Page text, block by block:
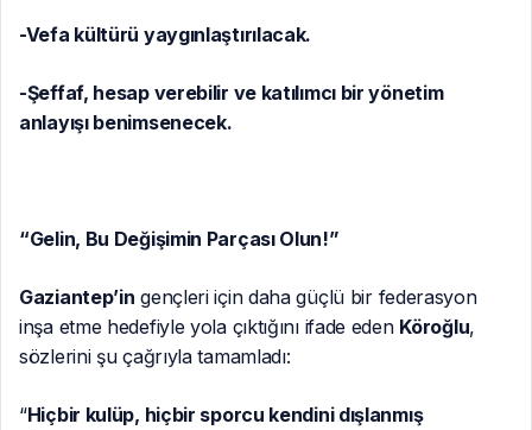
-Vefa kültürü yaygınlaştırılacak.
-Şeffaf, hesap verebilir ve katılımcı bir yönetim
anlayışı benimsenecek.
“Gelin, Bu Değişimin Parçası Olun!”
Gaziantep’in gençleri için daha güçlü bir federasyon
inşa etme hedefiyle yola çıktığını ifade eden Köroğlu,
sözlerini şu çağrıyla tamamladı:
“Hiçbir kulüp, hiçbir sporcu kendini dışlanmış